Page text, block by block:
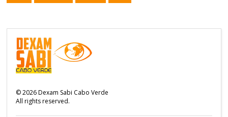
©2026Dexam Sabi Cabo Verde
All rights reserved.